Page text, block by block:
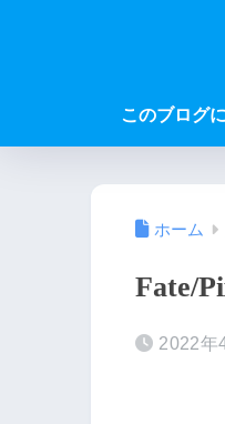
このブログ
ホーム
Fate/
2022年